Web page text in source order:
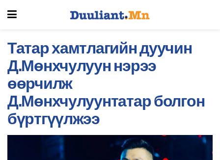
Татар хамтлагийн дуучин
Д.Мөнхчулуун нэрээ
өөрчилж
Д.Мөнхчулуунтатар болгон
бүртгүүлжээ